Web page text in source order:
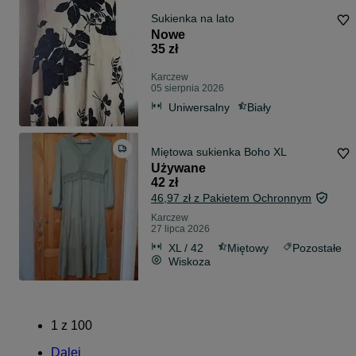
Sukienka na lato
Nowe
35 zł
Karczew
05 sierpnia 2026
Uniwersalny Biały
Miętowa sukienka Boho XL
Używane
42 zł
46,97 zł z Pakietem Ochronnym
Karczew
27 lipca 2026
XL / 42 Miętowy
Pozostałe
Wiskoza
1 z 100
Dalej